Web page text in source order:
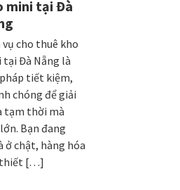
mini tại Đà
vụ cho thuê kho
tại Đà Nẵng là
tiết kiệm,
chóng để giải
tạm thời mà
Bạn đang
ở chật, hàng hóa
thiết […]